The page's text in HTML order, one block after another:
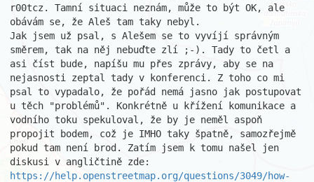
r00tcz. Tamní situaci neznám, může to být OK, ale
obávám se, že Aleš tam taky nebyl.
Jak jsem už psal, s Alešem se to vyvíjí správným
směrem, tak na něj nebuďte zlí ;-). Tady to četl a
asi číst bude, napíšu mu přes zprávy, aby se na
nejasnosti zeptal tady v konferenci. Z toho co mi
psal to vypadalo, že pořád nemá jasno jak postupovat
u těch "problémů". Konkrétně u křížení komunikace a
vodního toku spekuloval, že by je neměl aspoň
propojit bodem, což je IMHO taky špatně, samozřejmě
pokud tam není brod. Zatím jsem k tomu našel jen
https://help.openstreetmap.org/questions/3049/how-